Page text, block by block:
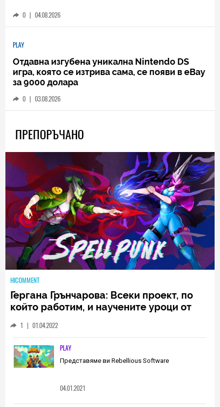
0 | 04.08.2026
PLAY
Отдавна изгубена уникална Nintendo DS
игра, която се изтрива сама, се появи в eBay
за 9000 долара
0 | 03.08.2026
ПРЕПОРЪЧАНО
HICOMMENT
Гергана Грънчарова: Всеки проект, по
който работим, и научените уроци от
трябва да извървим като екип
(ИНТЕРВЮ)
1 | 01.04.2022
PLAY
Представяме ви Rebellious Software
04.01.2021